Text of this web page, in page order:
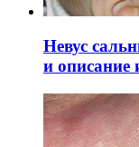
Невус
и описание